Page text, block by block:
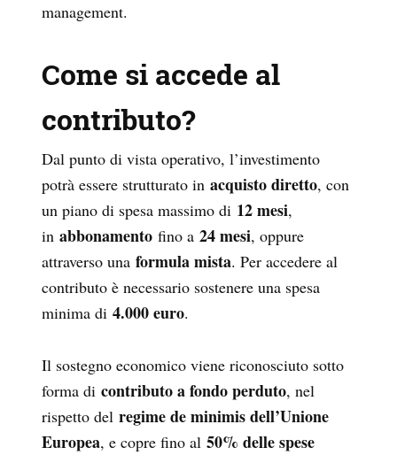
management.
Come si accede al
contributo?
Dal punto di vista operativo, l’investimento
potrà essere strutturato in acquisto diretto, con
un piano di spesa massimo di 12 mesi,
in abbonamento fino a 24 mesi, oppure
attraverso una formula mista. Per accedere al
contributo è necessario sostenere una spesa
minima di 4.000 euro.
Il sostegno economico viene riconosciuto sotto
forma di contributo a fondo perduto, nel
rispetto del regime de minimis dell’Unione
Europea, e copre fino al 50% delle spese